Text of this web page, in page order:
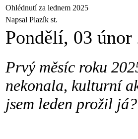
Ohlédnutí za lednem 2025
Napsal Plazík st.
Pondělí, 03 únor
Prvý měsíc roku
nekonala, kulturní
jsem leden prožil já?